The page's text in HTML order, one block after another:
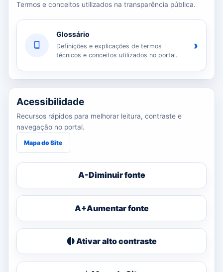
Termos e conceitos utilizados na transparência pública.
Glossário
Definições e explicações de termos
técnicos e conceitos utilizados no portal.
›
Acessibilidade
Recursos rápidos para melhorar leitura, contraste e
navegação no portal.
Mapa do Site
A-Diminuir fonte
A+Aumentar fonte
Ativar alto contraste